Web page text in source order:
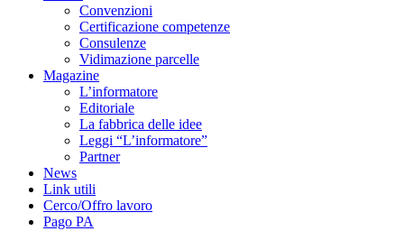
Convenzioni
Certificazione competenze
Consulenze
Vidimazione parcelle
Magazine
L’informatore
Editoriale
La fabbrica delle idee
Leggi “L’informatore”
Partner
News
Link utili
Cerco/Offro lavoro
Pago PA